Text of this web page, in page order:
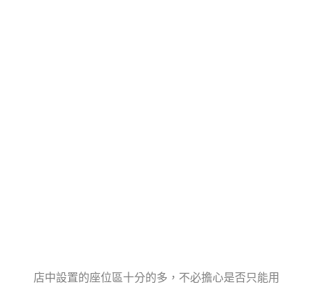
店中設置的座位區十分的多，不必擔心是否只能用